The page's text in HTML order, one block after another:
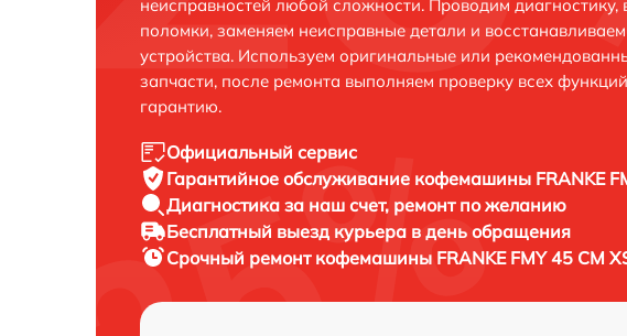
неисправностей любой сложности. Проводим
поломки, заменяем неисправные детали и
устройства. Используем оригинальные или
запчасти, после ремонта выполняем проверку всех
гарантию.
Официальный сервис
Гарантийное обслуживание кофемашины FRANKE
Диагностика за наш счет, ремонт по желанию
Бесплатный выезд курьера в день обращения
Срочный ремонт кофемашины FRANKE FMY 45 CM